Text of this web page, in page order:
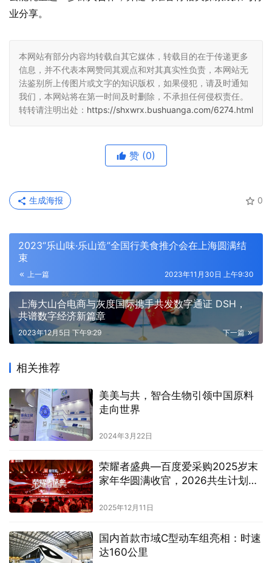
业分享。
本网站有部分内容均转载自其它媒体，转载目的在于传递更多
信息，并不代表本网赞同其观点和对其真实性负责，本网站无
法鉴别所上传图片或文字的知识版权，如果侵犯，请及时通知
我们，本网站将在第一时间及时删除，不承担任何侵权责任。
转转请注明出处： https://shxwrx.bushuanga.com/6274.html
赞 (0)
0
生成海报
2023“乐山味·乐山造”全国行美食推介会在上海圆满结
束
上一篇 2023年11月30日 上午9:30
上海大山合电商与灰度国际携手共发数字通证 DSH，
共谱数字经济新篇章
下一篇
2023年12月5日 下午9:29
相关推荐
美美与共，智合生物引领中国原料
走向世界
2024年3月22日
荣耀者盛典—百度爱采购2025岁末
家年华圆满收官，2026共生计划重
2025年12月11日
国内首款市域C型动车组亮相：时速
达160公里